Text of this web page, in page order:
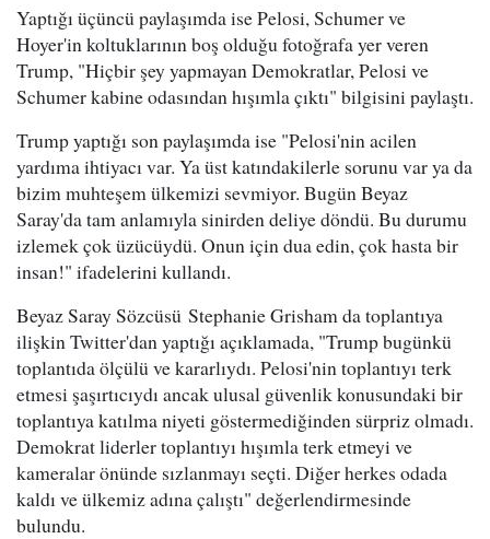
Yaptığı üçüncü paylaşımda ise Pelosi, Schumer ve
Hoyer'in koltuklarının boş olduğu fotoğrafa yer veren
Trump, "Hiçbir şey yapmayan Demokratlar, Pelosi ve
Schumer kabine odasından hışımla çıktı" bilgisini paylaştı.
Trump yaptığı son paylaşımda ise "Pelosi'nin acilen
yardıma ihtiyacı var. Ya üst katındakilerle sorunu var ya da
bizim muhteşem ülkemizi sevmiyor. Bugün Beyaz
Saray'da tam anlamıyla sinirden deliye döndü. Bu durumu
izlemek çok üzücüydü. Onun için dua edin, çok hasta bir
insan!" ifadelerini kullandı.
Beyaz Saray Sözcüsü Stephanie Grisham da toplantıya
ilişkin Twitter'dan yaptığı açıklamada, "Trump bugünkü
toplantıda ölçülü ve kararlıydı. Pelosi'nin toplantıyı terk
etmesi şaşırtıcıydı ancak ulusal güvenlik konusundaki bir
toplantıya katılma niyeti göstermediğinden sürpriz olmadı.
Demokrat liderler toplantıyı hışımla terk etmeyi ve
kameralar önünde sızlanmayı seçti. Diğer herkes odada
kaldı ve ülkemiz adına çalıştı" değerlendirmesinde
bulundu.